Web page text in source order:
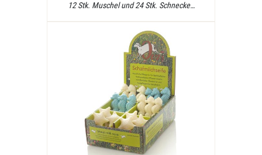
12 Stk. Muschel und 24 Stk. Schnecke…